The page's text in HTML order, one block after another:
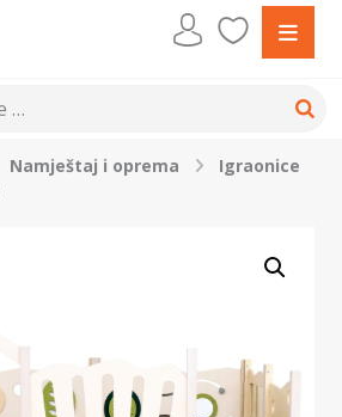
Namještaj i oprema
Igraonice